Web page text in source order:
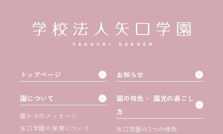
トップページ お知らせ
園について
園からのメッセージ
矢口学園の保育について
園の特色・ 園児の過ごし
方
矢口学園の3つの特色